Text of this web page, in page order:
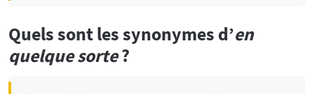
Quels sont les synonymes d’en
quelque sorte?